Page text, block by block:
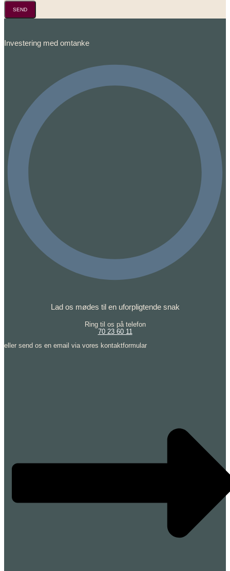
SEND
Investering med omtanke
Lad os mødes til en uforpligtende snak
Ring til os på telefon
70 23 60 11
eller send os en email via vores kontaktformular